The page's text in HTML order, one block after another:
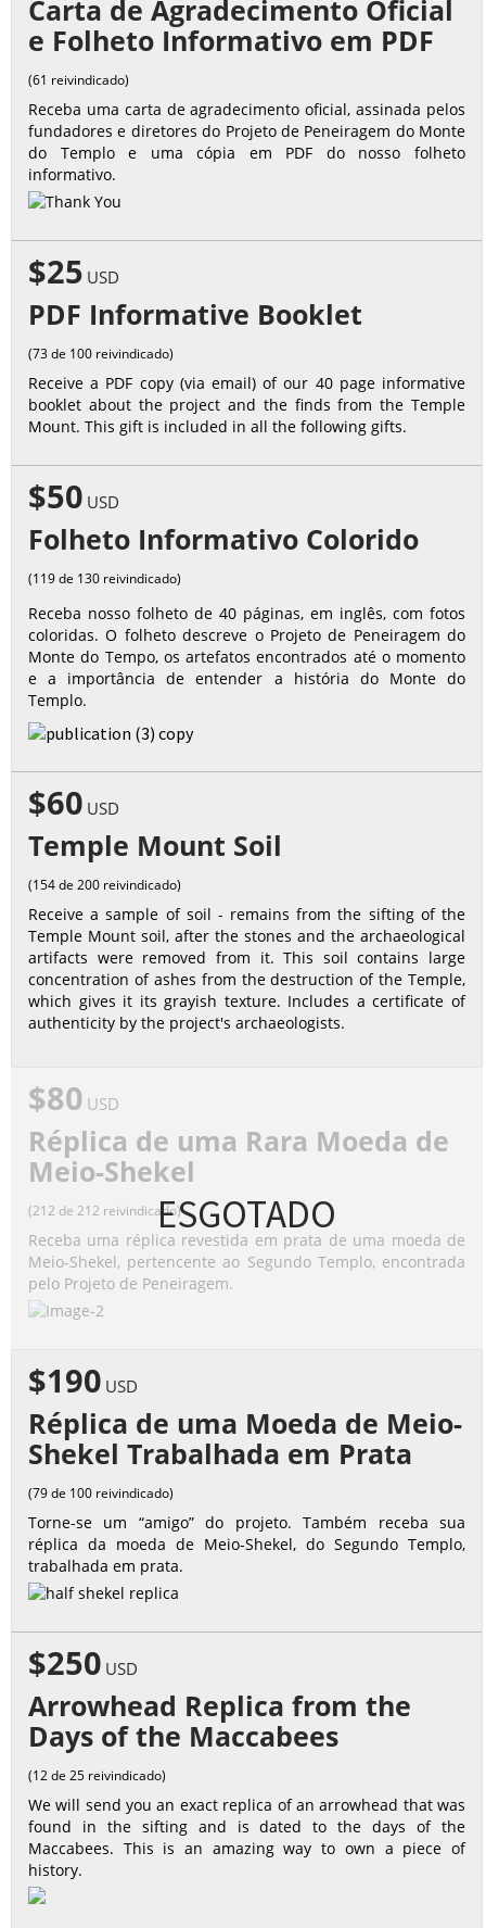
Carta de Agradecimento Oficial
e Folheto Informativo em PDF
(61 reivindicado)
Receba uma carta de agradecimento oficial, assinada pelos
fundadores e diretores do Projeto de Peneiragem do Monte
do Templo e uma cópia em PDF do nosso folheto
informativo.
$25 USD
PDF Informative Booklet
(73 de 100 reivindicado)
Receive a PDF copy (via email) of our 40 page informative
booklet about the project and the finds from the Temple
Mount. This gift is included in all the following gifts.
$50 USD
Folheto Informativo Colorido
(119 de 130 reivindicado)
Receba nosso folheto de 40 páginas, em inglês, com fotos
coloridas. O folheto descreve o Projeto de Peneiragem do
Monte do Tempo, os artefatos encontrados até o momento
e a importância de entender a história do Monte do
Templo.
$60 USD
Temple Mount Soil
(154 de 200 reivindicado)
Receive a sample of soil - remains from the sifting of the
Temple Mount soil, after the stones and the archaeological
artifacts were removed from it. This soil contains large
concentration of ashes from the destruction of the Temple,
which gives it its grayish texture. Includes a certificate of
authenticity by the project's archaeologists.
ESGOTADO
$80 USD
Réplica de uma Rara Moeda de
Meio-Shekel
(212 de 212 reivindicado)
Receba uma réplica revestida em prata de uma moeda de
Meio-Shekel, pertencente ao Segundo Templo, encontrada
pelo Projeto de Peneiragem.
$190 USD
Réplica de uma Moeda de Meio-
Shekel Trabalhada em Prata
(79 de 100 reivindicado)
Torne-se um “amigo” do projeto. Também receba sua
réplica da moeda de Meio-Shekel, do Segundo Templo,
trabalhada em prata.
$250 USD
Arrowhead Replica from the
Days of the Maccabees
(12 de 25 reivindicado)
We will send you an exact replica of an arrowhead that was
found in the sifting and is dated to the days of the
Maccabees. This is an amazing way to own a piece of
history.